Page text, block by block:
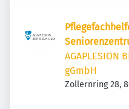
AGAPLESION
gGmbH
Zollernring 28,